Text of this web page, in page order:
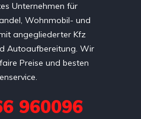
Unternehmen für
Wohnmobil- und
angegliederter Kfz
Autoaufbereitung. Wir
Preise und besten
960096